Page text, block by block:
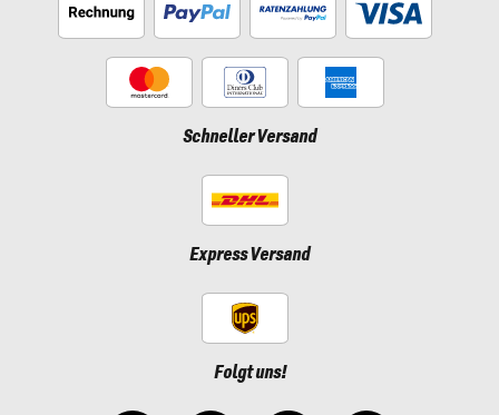
Schneller Versand
Express Versand
Folgt uns!